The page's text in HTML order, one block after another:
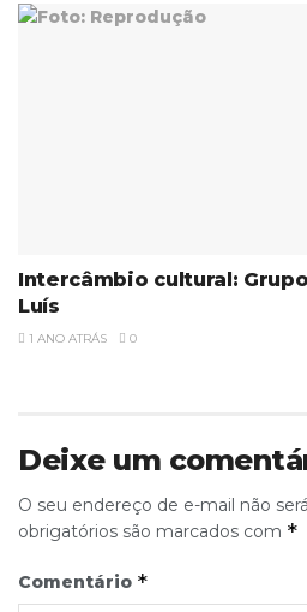
Intercâmbio cultural:
Luís
1 ANO ATRÁS 0
Deixe um
O seu endereço de e-mail não
obrigatórios são marcados com *
Comentário *